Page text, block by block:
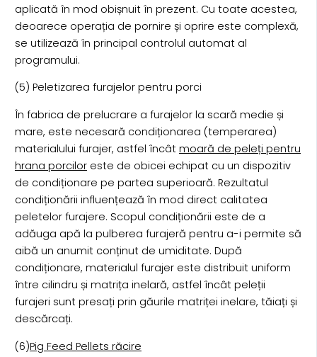
aplicată în mod obișnuit în prezent. Cu toate acestea,
deoarece operația de pornire și oprire este complexă,
se utilizează în principal controlul automat al
programului.
(5) Peletizarea furajelor pentru porci
În fabrica de prelucrare a furajelor la scară medie și
mare, este necesară condiționarea (temperarea)
materialului furajer, astfel încât moară de peleți pentru
hrana porciloreste de obicei echipat cu un dispozitiv
de condiționare pe partea superioară. Rezultatul
condiționării influențează în mod direct calitatea
peletelor furajere. Scopul condiționării este de a
adăuga apă la pulberea furajeră pentru a-i permite să
aibă un anumit conținut de umiditate. După
condiționare, materialul furajer este distribuit uniform
între cilindru și matrița inelară, astfel încât peleții
furajeri sunt presați prin găurile matriței inelare, tăiați și
descărcați.
(6)Pig Feed Pellets răcire